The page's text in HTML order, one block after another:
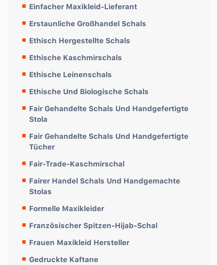
Einfacher Maxikleid-Lieferant
Erstaunliche Großhandel Schals
Ethisch Hergestellte Schals
Ethische Kaschmirschals
Ethische Leinenschals
Ethische Und Biologische Schals
Fair Gehandelte Schals Und Handgefertigte
Stola
Fair Gehandelte Schals Und Handgefertigte
Tücher
Fair-Trade-Kaschmirschal
Fairer Handel Schals Und Handgemachte
Stolas
Formelle Maxikleider
Französischer Spitzen-Hijab-Schal
Frauen Maxikleid Hersteller
Gedruckte Kaftane